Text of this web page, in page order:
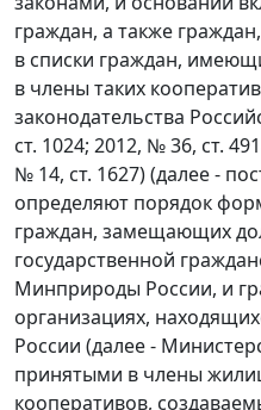
граждан, а также
в списки граждан,
в члены таких
законодательства
ст. 1024; 2012, № 36, ст.
№ 14, ст. 1627) (далее -
определяют порядок
граждан, замещающих
государственной
Минприроды России, и
организациях,
России (далее -
принятыми в члены
кооперативов,